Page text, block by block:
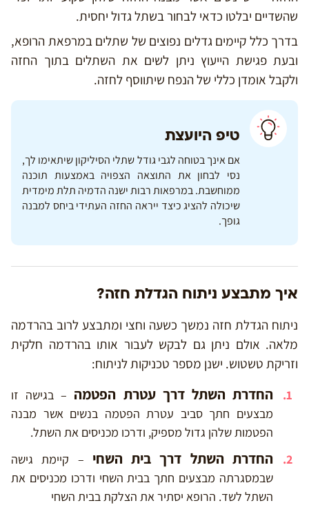
שהשדיים יבלטו כדאי לבחור בשתל גדול יחסית.
בדרך כלל קיימים גדלים נפוצים של שתלים במרפאת הרופא,
ובעת פגישת הייעוץ ניתן לשים את השתלים בתוך החזה
ולקבל אומדן כללי של הנפח שיתווסף לחזה.
טיפ היועצת
אם אינך בטוחה לגבי גודל שתלי הסיליקון שיתאימו לך,
נסי לבחון את התוצאה הצפויה באמצעות תוכנה
ממוחשבת. במרפאות רבות ישנה הדמיה תלת מימדית
שיכולה להציג כיצד ייראה החזה העתידי ביחס למבנה
גופך.
איך מתבצע ניתוח הגדלת חזה?
ניתוח הגדלת חזה נמשך כשעה וחצי ומתבצע לרוב בהרדמה
מלאה. אולם ניתן גם לבקש לעבור אותו בהרדמה חלקית
וזריקת טשטוש. ישנן מספר טכניקות לניתוח:
החדרת השתל דרך עטרת הפטמה – בגישה זו
מבצעים חתך סביב עטרת הפטמה בנשים אשר מבנה
הפטמות שלהן גדול מספיק, ודרכו מכניסים את השתל.
החדרת השתל דרך בית השחי – קיימת גישה
שבמסגרתה מבצעים חתך בבית השחי ודרכו מכניסים את
השתל לשד. הרופא יסתיר את הצלקת בבית השחי